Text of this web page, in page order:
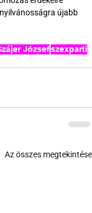
újabb
Józsefszexparti
Az összes megtekintése